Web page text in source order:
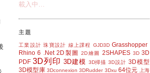
載入中…
主題
工業設計 珠寶設計 線上課程 GJD3D Grasshopper
Rhino 6
.Net 2D製圖 2D繪圖 2SHAPES 3D 3D
PDF 3D列印 3D建模 3D掃描 3D設計 3D模型
3D模型庫 3Dconnexion 3DRudder 3Dxu 64位元
上海